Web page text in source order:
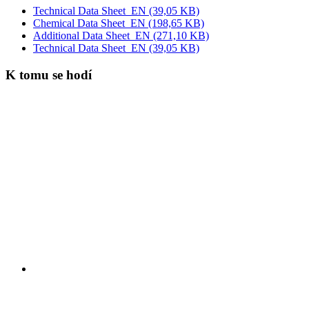
Technical Data Sheet_EN (39,05 KB)
Chemical Data Sheet_EN (198,65 KB)
Additional Data Sheet_EN (271,10 KB)
Technical Data Sheet_EN (39,05 KB)
K tomu se hodí